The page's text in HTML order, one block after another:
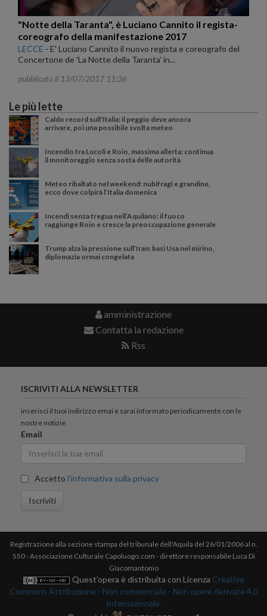
"Notte della Taranta", è Luciano Cannito il regista-
coreografo della manifestazione 2017
LECCE - E' Luciano Cannito il nuovo regista e coreografo del
Concertone de 'La Notte della Taranta' in...
pubblicato il 13/07/2017 11:36
Le più lette
Caldo record sull'Italia: il peggio deve ancora
arrivare, poi una possibile svolta meteo
Incendio tra Lucoli e Roio, massima allerta: continua
il monitoraggio senza sosta delle autorità
Meteo ribaltato nel weekend: nubifragi e grandine,
ecco dove colpirà l’Italia domenica
Incendi senza tregua nell’Aquilano: il fuoco
raggiunge Roio e cresce la preoccupazione generale
Trump alza la pressione sull’Iran: basi Usa nel mirino,
diplomazia ormai congelata
amministrazione
Contatta la redazione
Rss
ISCRIVITI ALLA NEWSLETTER
inserisci il tuoi indirizzo emai e sarai informato periodicamente con le
nostre notizie.
Email
Accetto l'informativa sulla privacy
Iscriviti
Registrazione alla sezione stampa del tribunale dell'Aquila del 26/01/2006 al n.
550 - Associazione Culturale Capoluogo.com - direttore responsabile Luca Di
Giacomantonio
Quest'opera è distribuita con Licenza Creative
Commons Attribuzione - Non commerciale - Non opere derivate 4.0
Internazionale.